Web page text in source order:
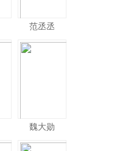
范丞丞
魏大勋